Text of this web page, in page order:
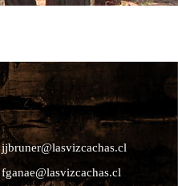
jjbruner@lasvizcachas.cl
fganae@lasvizcachas.cl